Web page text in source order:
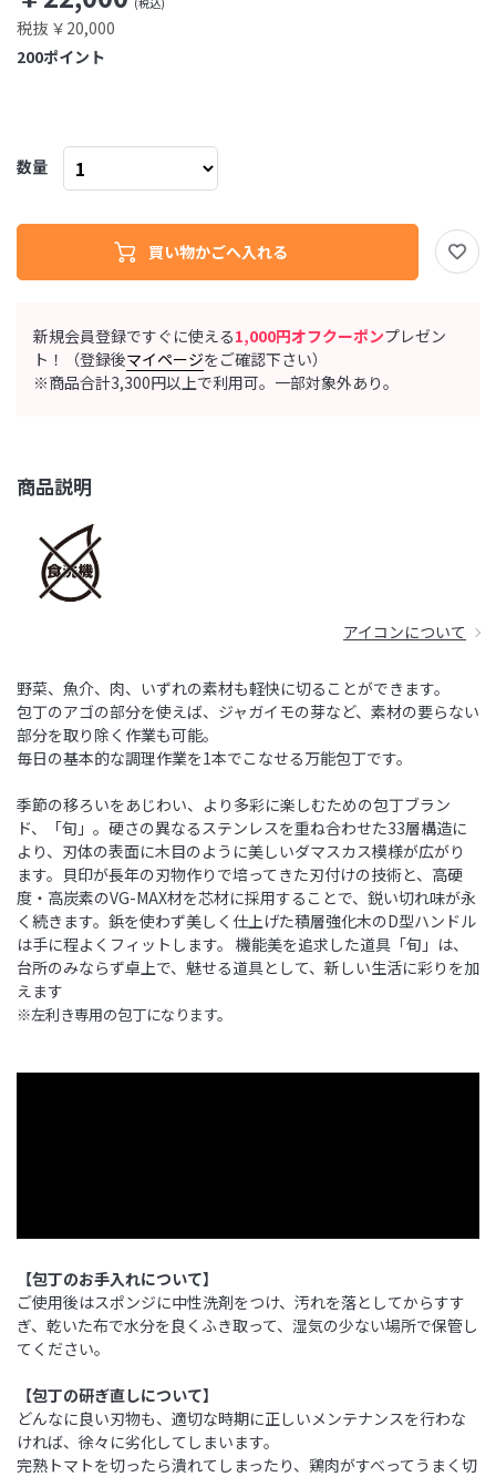
新規会員登録ですぐに使える1,000円オフクーポンプレゼン
ト！（登録後マイページをご確認下さい）
※商品合計3,300円以上で利用可。一部対象外あり。
商品説明
アイコンについて
野菜、魚介、肉、いずれの素材も軽快に切ることができます。
包丁のアゴの部分を使えば、ジャガイモの芽など、素材の要らない
部分を取り除く作業も可能。
毎日の基本的な調理作業を1本でこなせる万能包丁です。
季節の移ろいをあじわい、より多彩に楽しむための包丁ブラン
ド、「旬」。硬さの異なるステンレスを重ね合わせた33層構造に
より、刃体の表面に木目のように美しいダマスカス模様が広がり
ます。貝印が長年の刃物作りで培ってきた刃付けの技術と、高硬
度・高炭素のVG-MAX材を芯材に採用することで、鋭い切れ味が永
く続きます。鋲を使わず美しく仕上げた積層強化木のD型ハンドル
は手に程よくフィットします。 機能美を追求した道具「旬」は、
台所のみならず卓上で、魅せる道具として、新しい生活に彩りを加
えます
※左利き専用の包丁になります。
【包丁のお手入れについて】
ご使用後はスポンジに中性洗剤をつけ、汚れを落としてからすす
ぎ、乾いた布で水分を良くふき取って、湿気の少ない場所で保管し
てください。
【包丁の研ぎ直しについて】
どんなに良い刃物も、適切な時期に正しいメンテナンスを行わな
ければ、徐々に劣化してしまいます。
完熟トマトを切ったら潰れてしまったり、鶏肉がすべってうまく切
税抜 ￥20,000
ポイント
200
数量